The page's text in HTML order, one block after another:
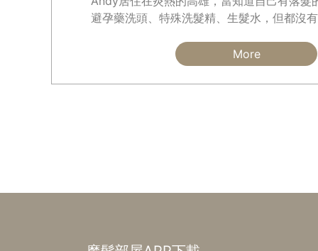
避孕藥洗頭、特殊洗髮精、生髮水，但都沒
在不太能接受要一直吃藥的生活，於是作罷
More